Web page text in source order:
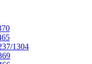
1304